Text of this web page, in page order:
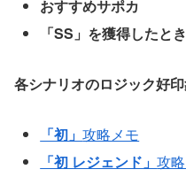
おすすめサポカ
「SS」を獲得したと
各シナリオのロジック好
「初」攻略メモ
「初 レジェンド」攻